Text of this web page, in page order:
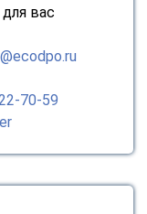
вас
70-59